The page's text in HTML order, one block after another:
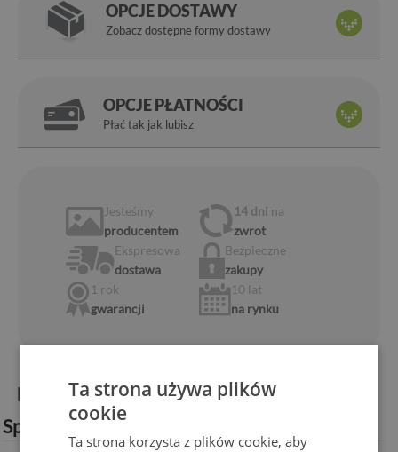
OPCJE DOSTAWY
Zobacz dostępne formy dostawy
OPCJE PŁATNOŚCI
Płać tak jak lubisz
Jesteśmy
producentem
14 dni na
zwrot
Ekspresowa
dostawa
Bezpieczne
zakupy
1 rok
gwarancji
10 lat
na rynku
Informacje o produkcie:
Specyfikacja techniczna:
Ta strona używa plików
cookie
Ta strona korzysta z plików cookie, aby